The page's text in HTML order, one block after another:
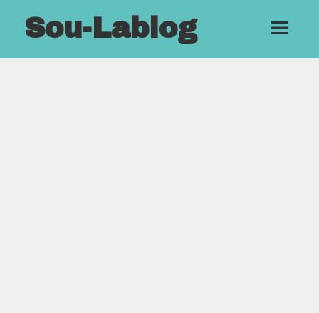
Sou-Lablog
ーとウ